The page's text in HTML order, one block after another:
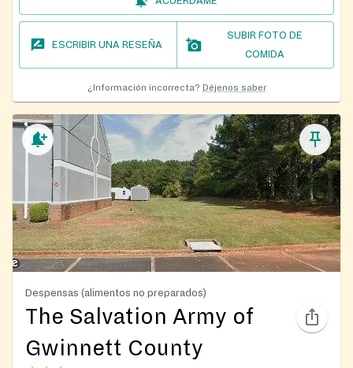
ESCRIBIR UNA RESEÑA
SUBIR FOTO DE
COMIDA
¿Información incorrecta? Déjenos saber
Despensas (alimentos no preparados)
The Salvation Army of
Gwinnett County